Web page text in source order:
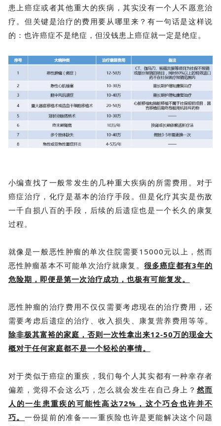
患上癌症或者其他重大的疾病，其实没有一个人不愿意治
疗。但关键是治疗的费用要从哪里来？有一句话是这样说
的：也许癌症不是绝症，但没钱患上癌症就一定是绝症。
小编查找了一般常发生的几种重大疾病的所需费用。对于
癌症治疗，化疗是基本的治疗手段。但是化疗其实是伤敌
一千自损八百的手段，后续的后遗症也是一个长久的康复
过程。
就像是一般恶性肿瘤的单次住院需要15000元以上，然而
恶性肿瘤基本不可能单次治疗就康复。 很多癌症都有3年的
危险期，即便是第一次治疗成功，也极有可能复发。
恶性肿瘤的治疗费用不仅仅需要考虑现在的治疗费用，还
需要考虑后遗症的治疗、收入损失、康复营养费用等等。
除非极其富裕的家庭，否则一次性拿出来12-50万的现金大
概对于任何家庭都不是一个轻松的事情。
对于类似于癌症的重疾，我们每个人其实都有一种幸存者
偏差，觉得不会这么巧，怎么就会发生在自己身上？ 然而
人的一生患重疾的可能性高达72%，这个巧合也许并不
巧。 一份提前的准备——重疾险也许是更能解决这个问题